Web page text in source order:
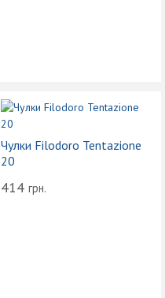
Чулки Filodoro Tentazione
20
414 грн.